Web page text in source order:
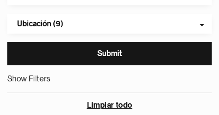
Ubicación (9)
Show Filters
Limpiar todo